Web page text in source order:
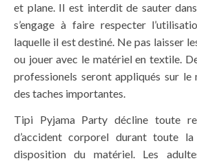
et plane. Il est interdit de sauter
s’engage à faire respecter
laquelle il est destiné. Ne pas laisser
ou jouer avec le matériel en textile.
professionels seront appliqués sur
des taches importantes.
Tipi Pyjama Party décline toute
d’accident corporel durant toute
disposition du matériel. Les